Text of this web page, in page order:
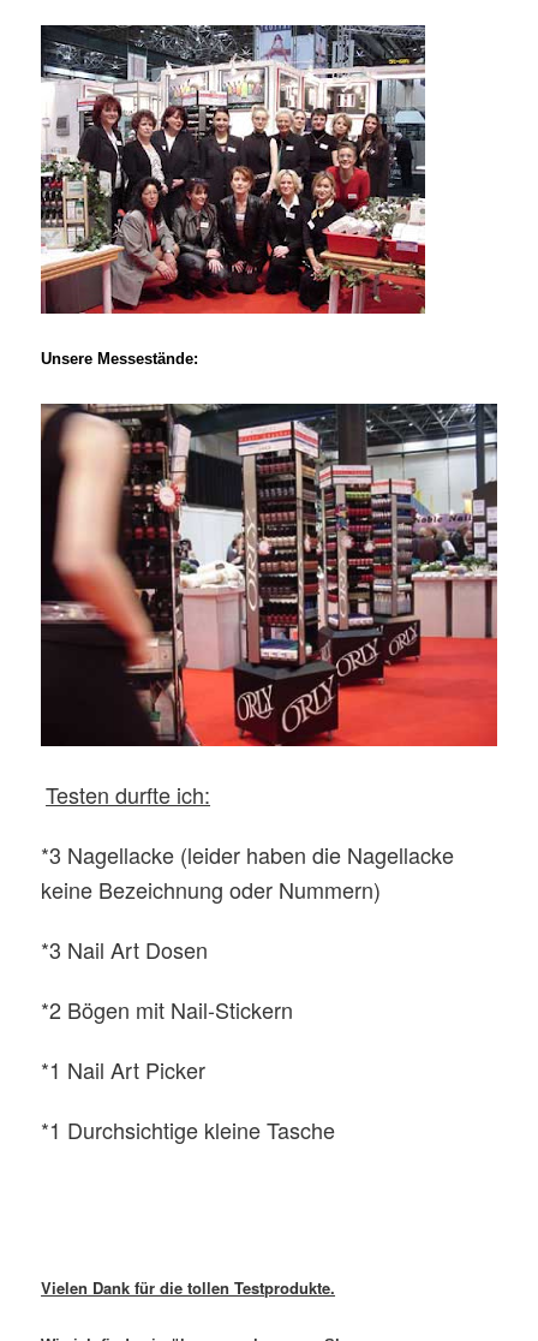
Unsere Messestände:
Testen durfte ich:
*3 Nagellacke (leider haben die Nagellacke
keine Bezeichnung oder Nummern)
*3 Nail Art Dosen
*2 Bögen mit Nail-Stickern
*1 Nail Art Picker
*1 Durchsichtige kleine Tasche
Vielen Dank für die tollen Testprodukte.